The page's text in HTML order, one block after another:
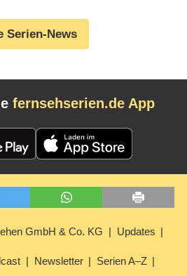
Serien-News
fernsehserien.de App
GmbH & Co. KG Updates
Newsletter Serien A–Z